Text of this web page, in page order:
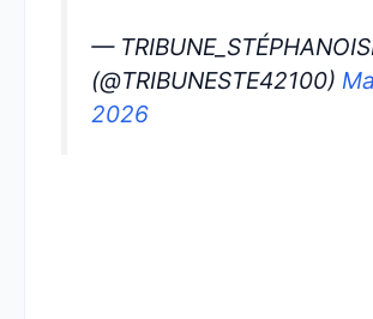
—
(@TRIBUNESTE42100)
2026